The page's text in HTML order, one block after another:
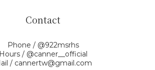
Contact
Phone / @922msrhs
Hours / @canner__official
/ cannertw@gmail.com